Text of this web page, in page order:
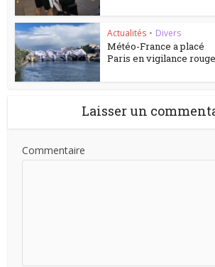
Actualités • Divers
Météo-France a placé
Paris en vigilance
Laisser un
Commentaire